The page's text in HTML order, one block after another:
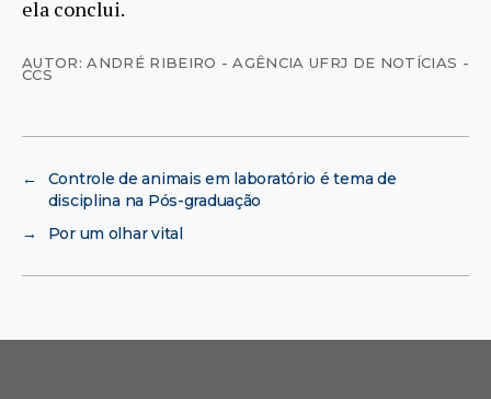
ela conclui.
AUTOR: ANDRÉ RIBEIRO - AGÊNCIA UFRJ DE NOTÍCIAS -
CCS
←
Controle de animais em laboratório é tema de
disciplina na Pós-graduação
→
Por um olhar vital